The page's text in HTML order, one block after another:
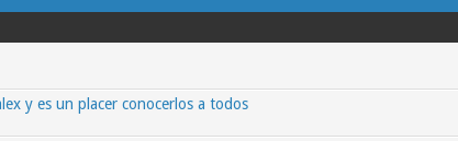
y es un placer conocerlos a todos